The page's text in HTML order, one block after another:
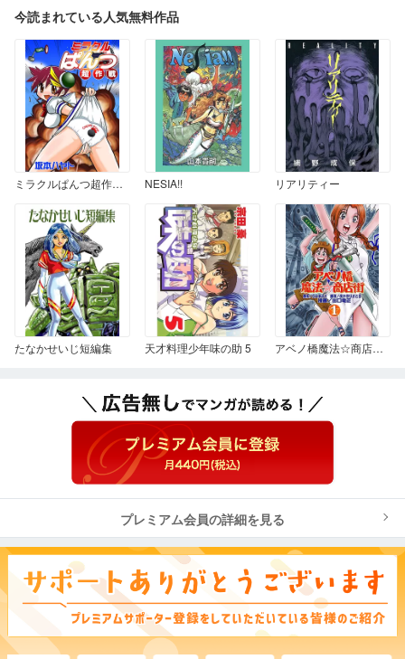
今読まれている人気無料作品
ミラクルぱんつ超作戦 ミラクルぱんつ超作戦 NESIA!! リアリティー
たなかせいじ短編集 天才料理少年味の助 5 アベノ橋魔法☆商店街 1
プレミアム会員の詳細を見る